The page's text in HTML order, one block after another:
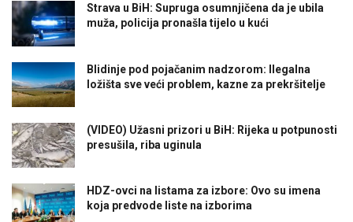
Strava u BiH: Supruga osumnjičena da je ubila
muža, policija pronašla tijelo u kući
Blidinje pod pojačanim nadzorom: Ilegalna
ložišta sve veći problem, kazne za prekršitelje
(VIDEO) Užasni prizori u BiH: Rijeka u potpunosti
presušila, riba uginula
HDZ-ovci na listama za izbore: Ovo su imena
koja predvode liste na izborima